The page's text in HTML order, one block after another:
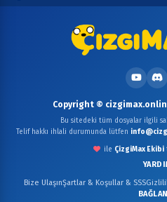
Bize UlaşınŞartlar & Koşullar & SSS
Copyright ©
Bu sitedeki tüm dosyalar ilgili
Telif hakkı ihlali durumunda lütfen
ile ÇizgiMax Ekibi